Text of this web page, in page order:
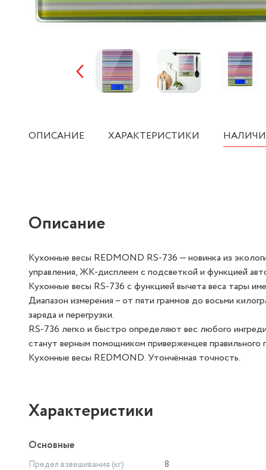
ОПИСАНИЕ ХАРАКТЕРИСТИКИ
Описание
Кухонные весы REDMOND RS-736 — новинка из
управления, ЖК-дисплеем с подсветкой и функцией
Кухонные весы RS-736 с функцией вычета веса тары
Диапазон измерения – от пяти граммов до восьми
заряда и перегрузки.
RS-736 легко и быстро определяют вес любого
станут верным помощником приверженцев правильного
Кухонные весы REDMOND. Утончённая точность.
Характеристики
Основные
Предел взвешивания (кг) 8